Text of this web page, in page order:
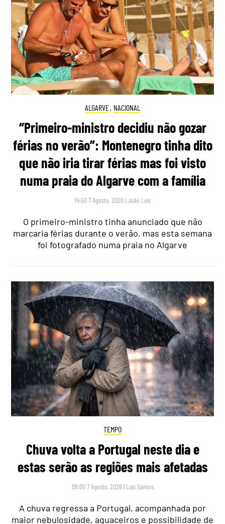
ALGARVE, NACIONAL
“Primeiro-ministro decidiu não gozar
férias no verão”: Montenegro tinha dito
que não iria tirar férias mas foi visto
numa praia do Algarve com a família
14:50 7 Agosto, 2026 |João Luís
O primeiro-ministro tinha anunciado que não
marcaria férias durante o verão, mas esta semana
foi fotografado numa praia no Algarve
TEMPO
Chuva volta a Portugal neste dia e
estas serão as regiões mais afetadas
09:00 7 Agosto, 2026 | Luís Santos
A chuva regressa a Portugal, acompanhada por
maior nebulosidade, aguaceiros e possibilidade de